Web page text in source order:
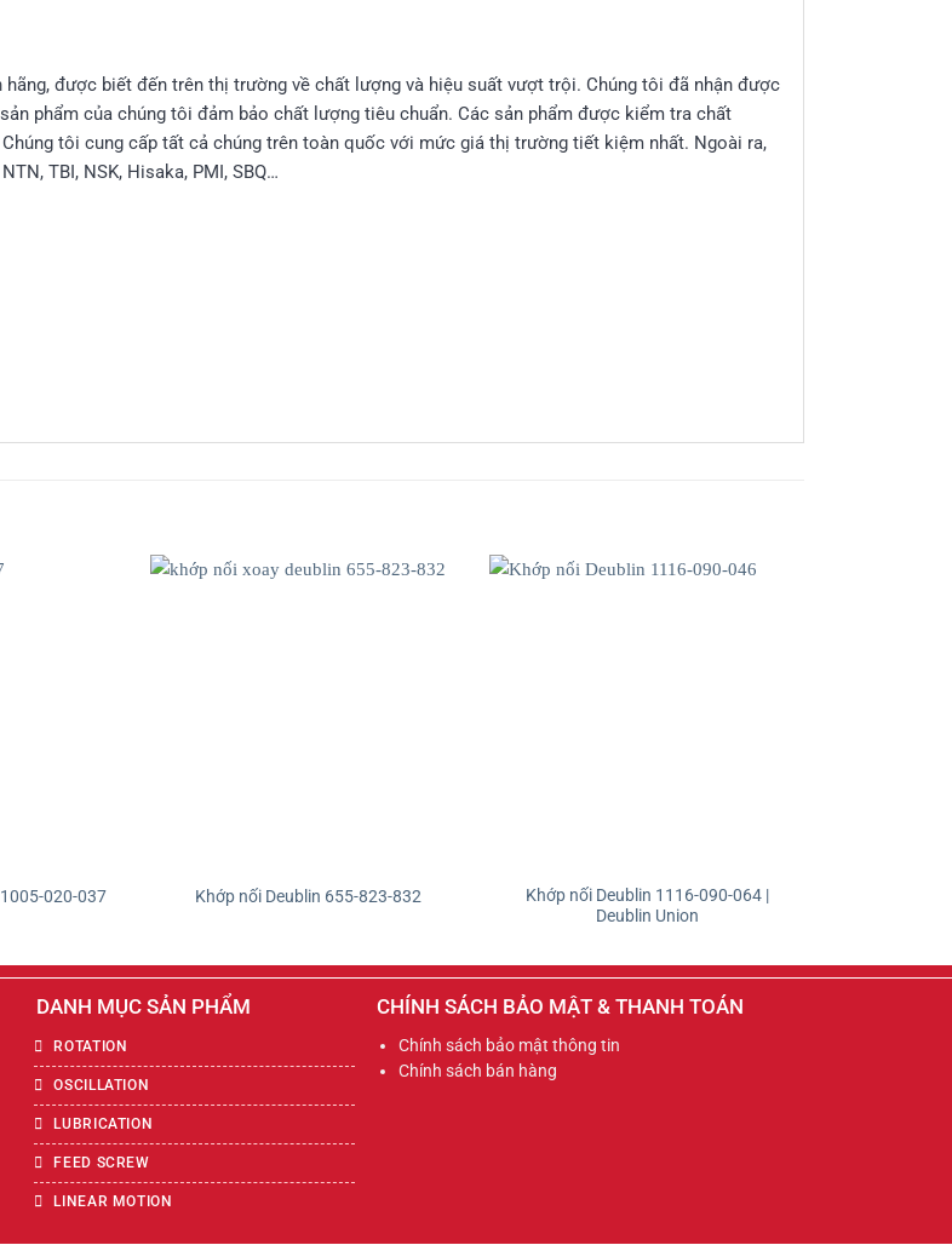
hãng, được biết đến trên thị trường về chất lượng và hiệu suất vượt trội. Chúng tôi đã nhận được
phẩm của chúng tôi đảm bảo chất lượng tiêu chuẩn. Các sản phẩm được kiểm tra chất
tôi cung cấp tất cả chúng trên toàn quốc với mức giá thị trường tiết kiệm nhất. Ngoài ra,
TBI, NSK, Hisaka, PMI, SBQ…
020-037 Khớp nối Deublin 655-823-832
Khớp nối Deublin 1116-090-064 |
Deublin Union
DANH MỤC SẢN PHẨM
ROTATION
OSCILLATION
LUBRICATION
FEED SCREW
LINEAR MOTION
CHÍNH SÁCH BẢO MẬT & THANH TOÁN
Chính sách bảo mật thông tin
Chính sách bán hàng